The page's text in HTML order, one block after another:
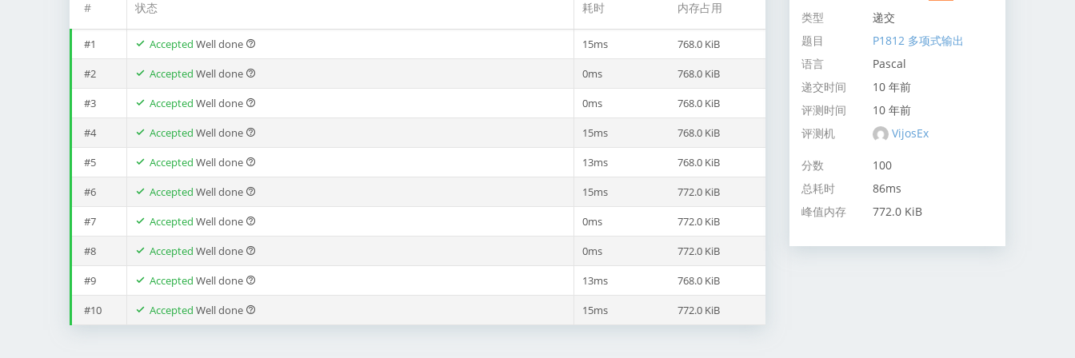
# 状态 耗时 内存占用
#1 Accepted Well done 15ms 768.0 KiB
#2 Accepted Well done 0ms 768.0 KiB
#3 Accepted Well done 0ms 768.0 KiB
#4 Accepted Well done 15ms 768.0 KiB
#5 Accepted Well done 13ms 768.0 KiB
#6 Accepted Well done 15ms 772.0 KiB
#7 Accepted Well done 0ms 772.0 KiB
#8 Accepted Well done 0ms 772.0 KiB
#9 Accepted Well done 13ms 768.0 KiB
#10 Accepted Well done 15ms 772.0 KiB
类型
递交
题目
P1812 多项式输出
语言
Pascal
递交时间
10 年前
评测时间
10 年前
评测机
VijosEx
分数
100
总耗时
86ms
峰值内存
772.0 KiB